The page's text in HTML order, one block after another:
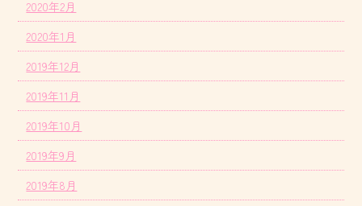
2020年2月
2020年1月
2019年12月
2019年11月
2019年10月
2019年9月
2019年8月